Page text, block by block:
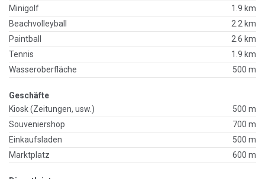
Minigolf
1.9 km
Beachvolleyball
2.2 km
Paintball
2.6 km
Tennis
1.9 km
Wasseroberfläche
500 m
Geschäfte
Kiosk (Zeitungen, usw.)
500 m
Souveniershop
700 m
Einkaufsladen
500 m
Marktplatz
600 m